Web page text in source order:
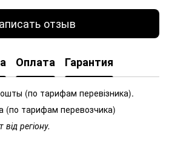
отзыв
Оплата Гарантия
(по тарифам перевізника).
(по тарифам перевозчика)
регіону.